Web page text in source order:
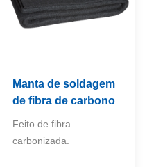
Manta de soldagem
de fibra de carbono
Feito de fibra
carbonizada.